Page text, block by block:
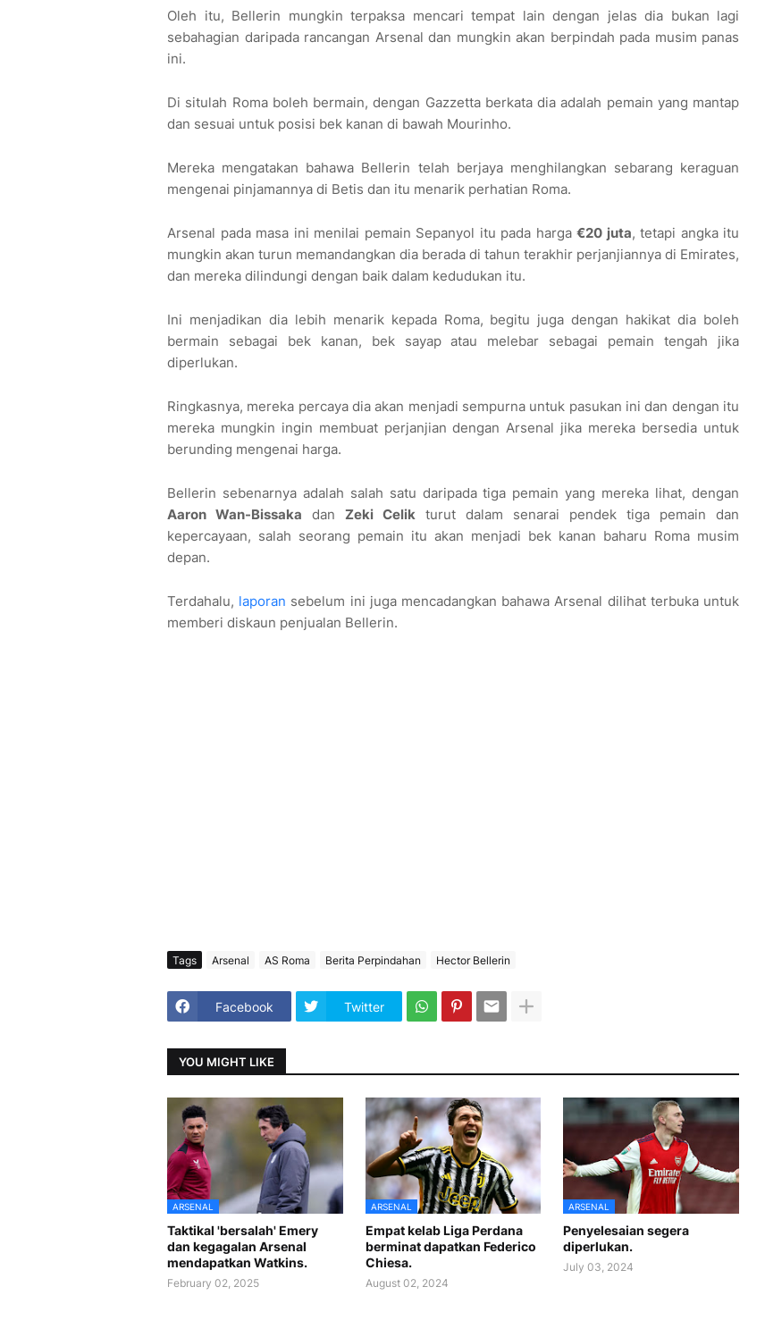
Oleh itu, Bellerin mungkin terpaksa mencari tempat lain dengan jelas dia bukan lagi
sebahagian daripada rancangan Arsenal dan mungkin akan berpindah pada musim panas
ini.
Di situlah Roma boleh bermain, dengan Gazzetta berkata dia adalah pemain yang mantap
dan sesuai untuk posisi bek kanan di bawah Mourinho.
Mereka mengatakan bahawa Bellerin telah berjaya menghilangkan sebarang keraguan
mengenai pinjamannya di Betis dan itu menarik perhatian Roma.
Arsenal pada masa ini menilai pemain Sepanyol itu pada harga €20 juta, tetapi angka itu
mungkin akan turun memandangkan dia berada di tahun terakhir perjanjiannya di Emirates,
dan mereka dilindungi dengan baik dalam kedudukan itu.
Ini menjadikan dia lebih menarik kepada Roma, begitu juga dengan hakikat dia boleh
bermain sebagai bek kanan, bek sayap atau melebar sebagai pemain tengah jika
diperlukan.
Ringkasnya, mereka percaya dia akan menjadi sempurna untuk pasukan ini dan dengan itu
mereka mungkin ingin membuat perjanjian dengan Arsenal jika mereka bersedia untuk
berunding mengenai harga.
Bellerin sebenarnya adalah salah satu daripada tiga pemain yang mereka lihat, dengan
Aaron Wan-Bissaka dan Zeki Celik turut dalam senarai pendek tiga pemain dan
kepercayaan, salah seorang pemain itu akan menjadi bek kanan baharu Roma musim
depan.
Terdahalu, laporan sebelum ini juga mencadangkan bahawa Arsenal dilihat terbuka untuk
memberi diskaun penjualan Bellerin.
Tags Arsenal AS Roma Berita Perpindahan Hector Bellerin
Facebook Twitter
YOU MIGHT LIKE
ARSENAL
Taktikal 'bersalah' Emery
dan kegagalan Arsenal
mendapatkan Watkins.
February 02, 2025
ARSENAL
Empat kelab Liga Perdana
berminat dapatkan Federico
Chiesa.
August 02, 2024
ARSENAL
Penyelesaian segera
diperlukan.
July 03, 2024